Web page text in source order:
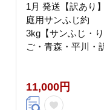
1月 発送【訳あり
庭用サンふじ約
3kg【サンふじ・
ご・青森・平川・
11,000円